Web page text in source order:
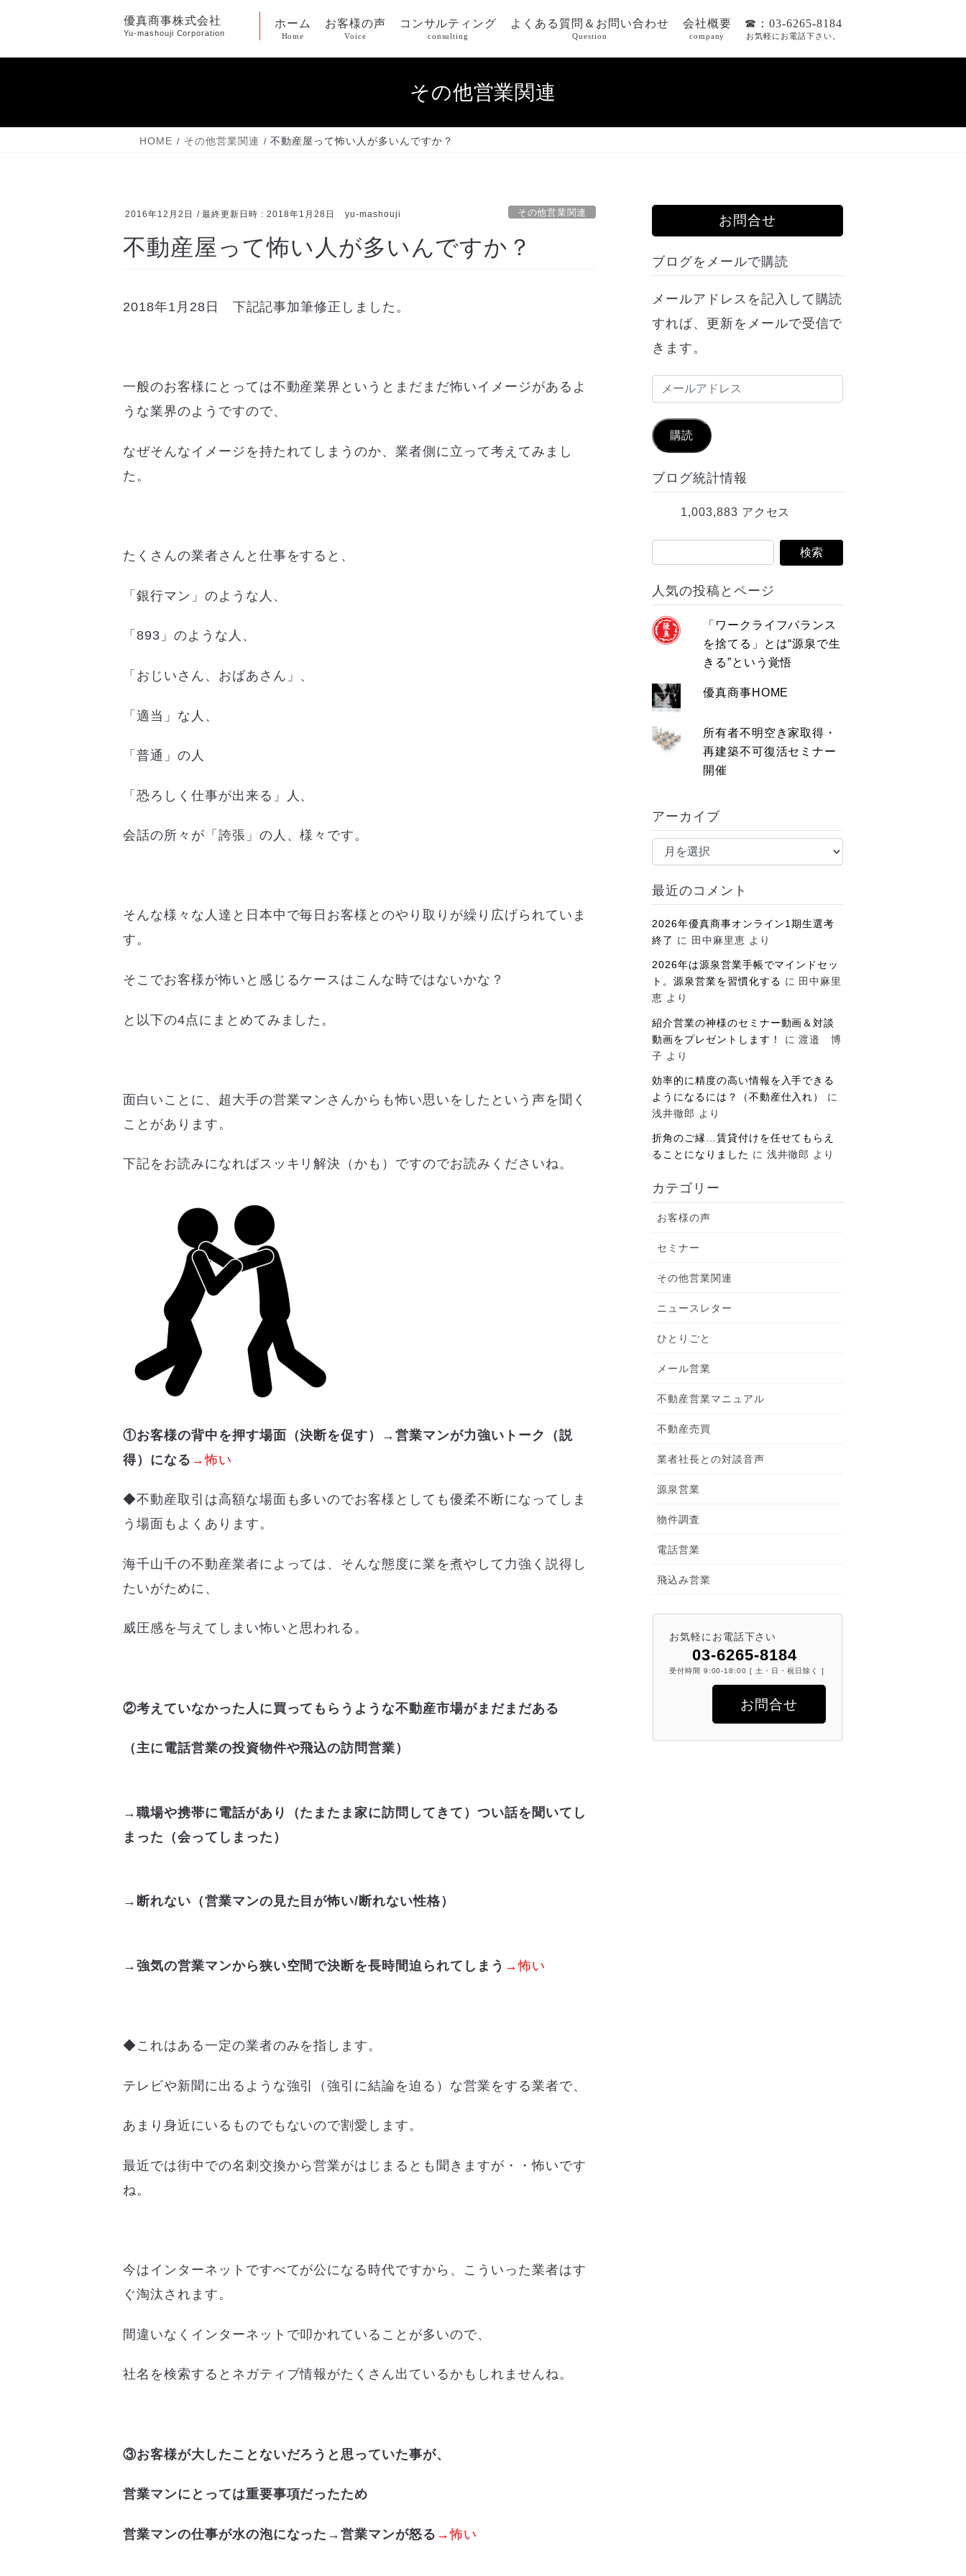
ン
キ
ー
に
優真商事株式会社
Yu-mashouji Corporation
ホーム
Home
お客様の声
Voice
コンサルティング
consulting
よくある質問＆お問い合わせ
Question
会社概要
company
☎：03-6265-8184
お気軽にお電話下さい。
その他営業関連
HOME その他営業関連 不動産屋って怖い人が多いんですか？
2016年12月2日 / 最終更新日時 :2018年1月28日 yu-mashouji その他営業関連
不動産屋って怖い人が多いんですか？
2018年1月28日 下記記事加筆修正しました。
一般のお客様にとっては不動産業界というとまだまだ怖いイメージがあるよ
うな業界のようですので、
なぜそんなイメージを持たれてしまうのか、業者側に立って考えてみまし
た。
たくさんの業者さんと仕事をすると、
「銀行マン」のような人、
「893」のような人、
「おじいさん、おばあさん」、
「適当」な人、
「普通」の人
「恐ろしく仕事が出来る」人、
会話の所々が「誇張」の人、様々です。
そんな様々な人達と日本中で毎日お客様とのやり取りが繰り広げられていま
す。
そこでお客様が怖いと感じるケースはこんな時ではないかな？
と以下の4点にまとめてみました。
面白いことに、超大手の営業マンさんからも怖い思いをしたという声を聞く
ことがあります。
下記をお読みになればスッキリ解決（かも）ですのでお読みくださいね。
①お客様の背中を押す場面（決断を促す）→営業マンが力強いトーク（説
得）になる →怖い
◆不動産取引は高額な場面も多いのでお客様としても優柔不断になってしま
う場面もよくあります。
海千山千の不動産業者によっては、そんな態度に業を煮やして力強く説得し
たいがために、
威圧感を与えてしまい怖いと思われる。
②考えていなかった人に買ってもらうような不動産市場がまだまだある
（主に電話営業の投資物件や飛込の訪問営業）
→職場や携帯に電話があり（たまたま家に訪問してきて）つい話を聞いてし
まった（会ってしまった）
→断れない（営業マンの見た目が怖い/断れない性格）
→強気の営業マンから狭い空間で決断を長時間迫られてしまう →怖い
◆これはある一定の業者のみを指します。
テレビや新聞に出るような強引（強引に結論を迫る）な営業をする業者で、
あまり身近にいるものでもないので割愛します。
最近では街中での名刺交換から営業がはじまるとも聞きますが・・怖いです
ね。
今はインターネットですべてが公になる時代ですから、こういった業者はす
ぐ淘汰されます。
間違いなくインターネットで叩かれていることが多いので、
社名を検索するとネガティブ情報がたくさん出ているかもしれませんね。
③お客様が大したことないだろうと思っていた事が、
営業マンにとっては重要事項だったため
営業マンの仕事が水の泡になった→営業マンが怒る →怖い
お問合せ
ブログをメールで購読
メールアドレスを記入して購読
すれば、更新をメールで受信で
きます。
ル
ド
購読
ブログ統計情報
1,003,883 アクセス
人気の投稿とページ
「ワークライフバランス
を捨てる」とは“源泉で生
きる”という覚悟
優真商事HOME
所有者不明空き家取得・
再建築不可復活セミナー
開催
アーカイブ
ア
イ
ブ
最近のコメント
2026年優真商事オンライン1期生選考
終了 に 田中麻里恵 より
2026年は源泉営業手帳でマインドセッ
ト。源泉営業を習慣化する に 田中麻里
恵 より
紹介営業の神様のセミナー動画＆対談
動画をプレゼントします！
に渡邉 博
子 より
効率的に精度の高い情報を入手できる
ようになるには？（不動産仕入れ）
に
浅井徹郎 より
折角のご縁…賃貸付けを任せてもらえ
ることになりました に 浅井徹郎 より
カテゴリー
お客様の声
セミナー
その他営業関連
ニュースレター
ひとりごと
メール営業
不動産営業マニュアル
不動産売買
業者社長との対談音声
源泉営業
物件調査
電話営業
飛込み営業
お気軽にお電話下さい
03-6265-8184
受付時間 9:00-18:00 [ 土・日・祝日除く ]
お問合せ